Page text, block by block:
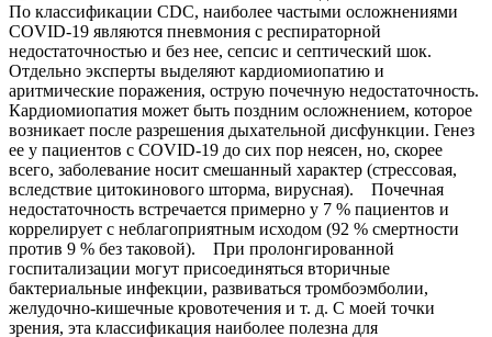
По классификации CDC, наиболее частыми осложнениями
COVID-19 являются пневмония с респираторной
недостаточностью и без нее, сепсис и септический шок.
Отдельно эксперты выделяют кардиомиопатию и
аритмические поражения, острую почечную недостаточность.
Кардиомиопатия может быть поздним осложнением, которое
возникает после разрешения дыхательной дисфункции. Генез
ее у пациентов с COVID-19 до сих пор неясен, но, скорее
всего, заболевание носит смешанный характер (стрессовая,
вследствие цитокинового шторма, вирусная). Почечная
недостаточность встречается примерно у 7 % пациентов и
коррелирует с неблагоприятным исходом (92 % смертности
против 9 % без таковой). При пролонгированной
госпитализации могут присоединяться вторичные
бактериальные инфекции, развиваться тромбоэмболии,
желудочно-кишечные кровотечения и т. д. С моей точки
зрения, эта классификация наиболее полезна для